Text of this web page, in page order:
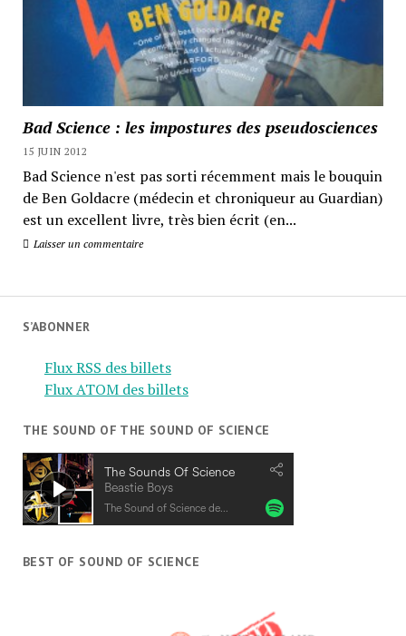
Bad Science : les impostures des pseudosciences
15 JUIN 2012
Bad Science n'est pas sorti récemment mais le bouquin
de Ben Goldacre (médecin et chroniqueur au Guardian)
est un excellent livre, très bien écrit (en...
Laisser un commentaire
S’ABONNER
Flux RSS des billets
Flux ATOM des billets
THE SOUND OF THE SOUND OF SCIENCE
BEST OF SOUND OF SCIENCE